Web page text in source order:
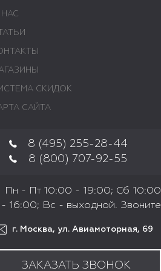
СКИДОК
САЙТА
8 (495) 255-28-44
8 (800) 707-92-55
Пн - Пт 10:00 - 19:00; Сб 10:00
- 16:00; Вс - выходной. Звоните
г. Москва, ул. Авиамоторная, 69
ЗАКАЗАТЬ ЗВОНОК